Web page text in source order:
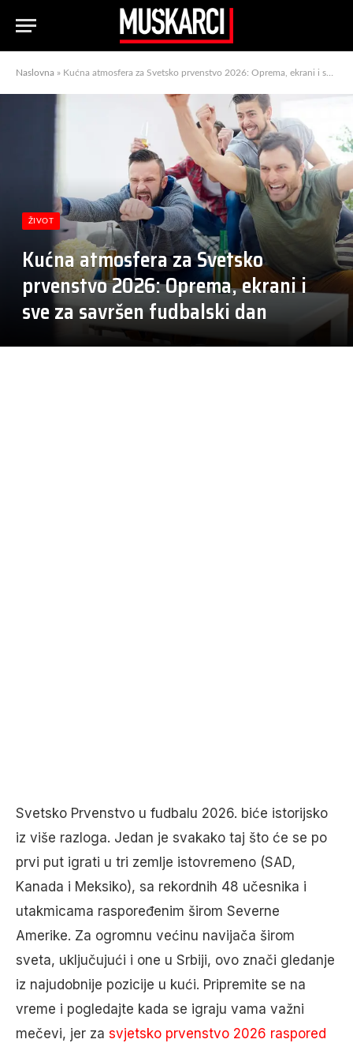
Naslovna » Kućna atmosfera za Svetsko prvenstvo 2026: Oprema, ekrani i sve za savršen fudbalski dan
ŽIVOT
Kućna atmosfera za Svetsko
prvenstvo 2026: Oprema, ekrani i
sve za savršen fudbalski dan
Svetsko Prvenstvo u fudbalu 2026. biće istorijsko
iz više razloga. Jedan je svakako taj što će se po
prvi put igrati u tri zemlje istovremeno (SAD,
Kanada i Meksiko), sa rekordnih 48 učesnika i
utakmicama raspoređenim širom Severne
Amerike. Za ogromnu većinu navijača širom
sveta, uključujući i one u Srbiji, ovo znači gledanje
iz najudobnije pozicije u kući. Pripremite se na
vreme i pogledajte kada se igraju vama važni
mečevi, jer za svjetsko prvenstvo 2026 raspored